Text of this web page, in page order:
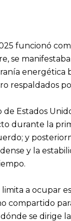
funcionó
se
respaldados
Estados
durante la
y
y la
a ocupar
se dirige